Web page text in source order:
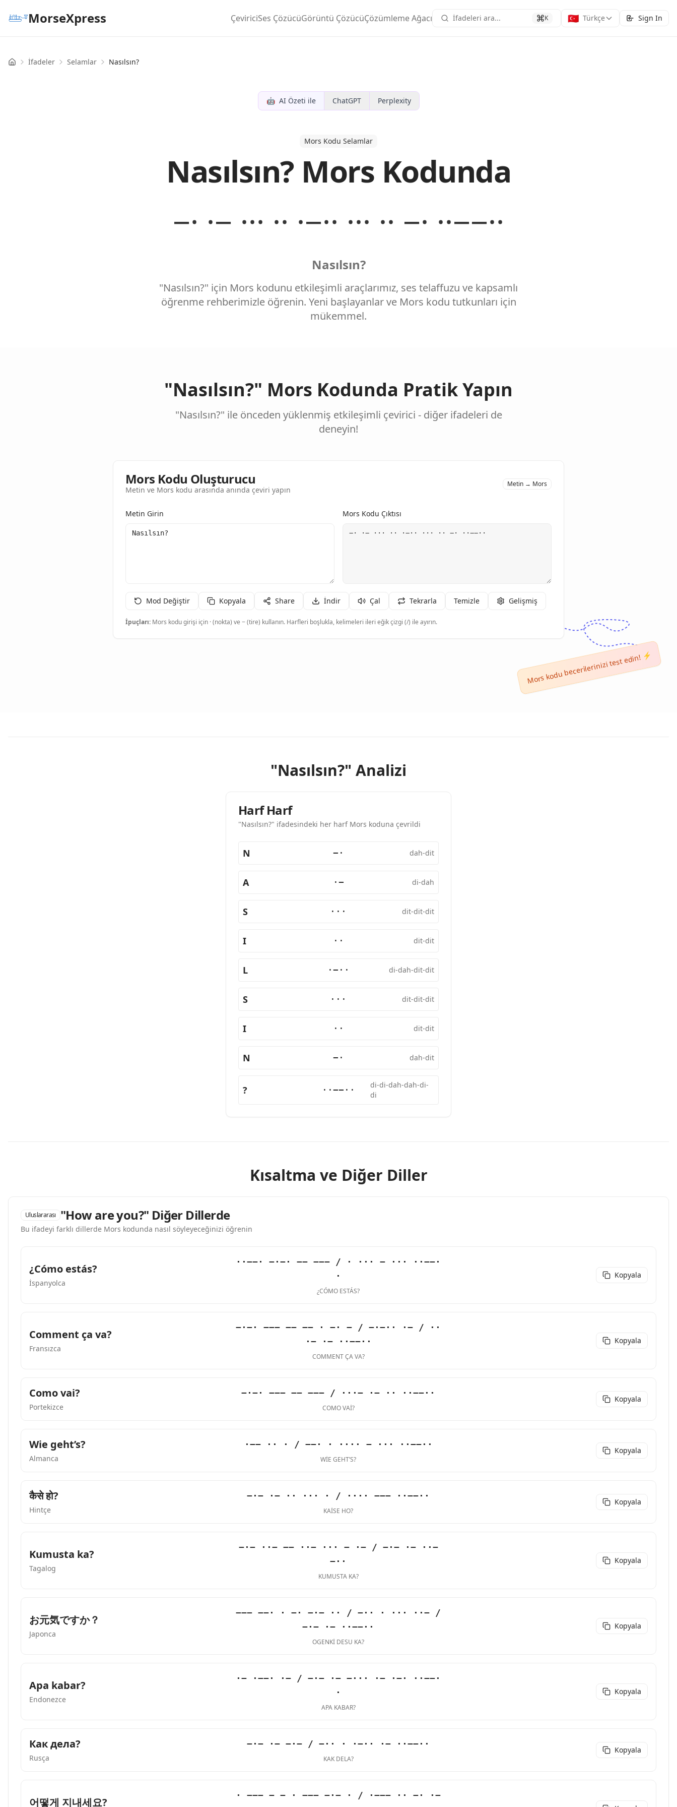
MorseXpress ÇeviriciSes ÇözücüGörüntü ÇözücüÇözümleme Ağacı İfadeleri ara... K 🇹🇷 Türkçe Sign In
Home İfadeler Selamlar Nasılsın?
🤖 AI Özeti ile ChatGPT Perplexity
Mors Kodu Selamlar
Nasılsın? Mors Kodunda
−· ·− ··· ·· ·−·· ··· ·· −· ··−−··
Nasılsın?
"Nasılsın?" için Mors kodunu etkileşimli araçlarımız, ses telaffuzu ve kapsamlı
öğrenme rehberimizle öğrenin. Yeni başlayanlar ve Mors kodu tutkunları için
mükemmel.
"Nasılsın?" Mors Kodunda Pratik Yapın
"Nasılsın?" ile önceden yüklenmiş etkileşimli çevirici - diğer ifadeleri de
deneyin!
Mors Kodu Oluşturucu
Metin ve Mors kodu arasında anında çeviri yapın
Metin → Mors
Metin Girin Mors Kodu Çıktısı
Mod Değiştir Kopyala Share İndir Çal Tekrarla Temizle Gelişmiş
İpuçları: Mors kodu girişi için · (nokta) ve − (tire) kullanın. Harfleri boşlukla, kelimeleri ileri eğik çizgi (/) ile ayırın.
Mors kodu becerilerinizi test edin! ⚡
"Nasılsın?" Analizi
Harf Harf
"Nasılsın?" ifadesindeki her harf Mors koduna çevrildi
N −· dah-dit
A ·− di-dah
S ··· dit-dit-dit
I ·· dit-dit
L ·−·· di-dah-dit-dit
S ··· dit-dit-dit
I ·· dit-dit
N −· dah-dit
? ··−−··
di-di-dah-dah-di-
di
Kısaltma ve Diğer Diller
Uluslararası "How are you?" Diğer Dillerde
Bu ifadeyi farklı dillerde Mors kodunda nasıl söyleyeceğinizi öğrenin
¿Cómo estás?
İspanyolca
··−−· −·−· −− −−− / · ··· − ··· ··−−·
·
¿CÓMO ESTÁS?
Kopyala
Comment ça va?
Fransızca
−·−· −−− −− −− · −· − / −·−·· ·− / ··
·− ·− ··−−··
COMMENT ÇA VA?
Kopyala
Como vai?
Portekizce
−·−· −−− −− −−− / ···− ·− ·· ··−−··
COMO VAI?
Kopyala
Wie geht’s?
Almanca
·−− ·· · / −−· · ···· − ··· ··−−··
WIE GEHT’S?
Kopyala
कैसे हो?
Hintçe
−·− ·− ·· ··· · / ···· −−− ··−−··
KAISE HO?
Kopyala
Kumusta ka?
Tagalog
−·− ··− −− ··− ··· − ·− / −·− ·− ··−
−··
KUMUSTA KA?
Kopyala
お元気ですか？
Japonca
−−− −−· · −· −·− ·· / −·· · ··· ··− /
−·− ·− ··−−··
OGENKI DESU KA?
Kopyala
Apa kabar?
Endonezce
·− ·−−· ·− / −·− ·− −··· ·− ·−· ··−−·
·
APA KABAR?
Kopyala
Как дела?
Rusça
−·− ·− −·− / −·· · ·−·· ·− ··−−··
KAK DELA?
Kopyala
어떻게 지내세요?
· −−− − − · −−− −·− · / ·−−− ·· −· ·−